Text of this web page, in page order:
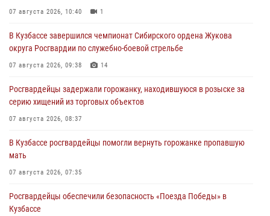
07 августа 2026, 10:40 1
В Кузбассе завершился чемпионат Сибирского ордена Жукова
округа Росгвардии по служебно-боевой стрельбе
07 августа 2026, 09:38 14
Росгвардейцы задержали горожанку, находившуюся в розыске за
серию хищений из торговых объектов
07 августа 2026, 08:37
В Кузбассе росгвардейцы помогли вернуть горожанке пропавшую
мать
07 августа 2026, 07:35
Росгвардейцы обеспечили безопасность «Поезда Победы» в
Кузбассе